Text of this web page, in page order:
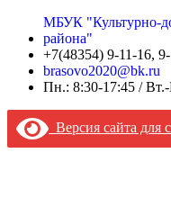
МБУК "Культурно-
района"
+7(48354) 9-11-16,
brasovo2020@bk.ru
Пн.: 8:30-17:45 /
Версия сайта для